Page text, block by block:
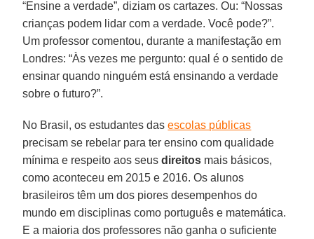
“Ensine a verdade”, diziam os cartazes. Ou: “Nossas
crianças podem lidar com a verdade. Você pode?”.
Um professor comentou, durante a manifestação em
Londres: “Às vezes me pergunto: qual é o sentido de
ensinar quando ninguém está ensinando a verdade
sobre o futuro?”.
No Brasil, os estudantes dasescolas públicas
precisam se rebelar para ter ensino com qualidade
mínima e respeito aos seusdireitos mais básicos,
como aconteceu em 2015 e 2016. Os alunos
brasileiros têm um dos piores desempenhos do
mundo em disciplinas como português e matemática.
E a maioria dos professores não ganha o suficiente